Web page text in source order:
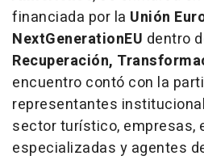
financiada por la Unión
NextGenerationEU dentro
Recuperación,
encuentro contó con la
representantes
sector turístico, empresas,
especializadas y agentes